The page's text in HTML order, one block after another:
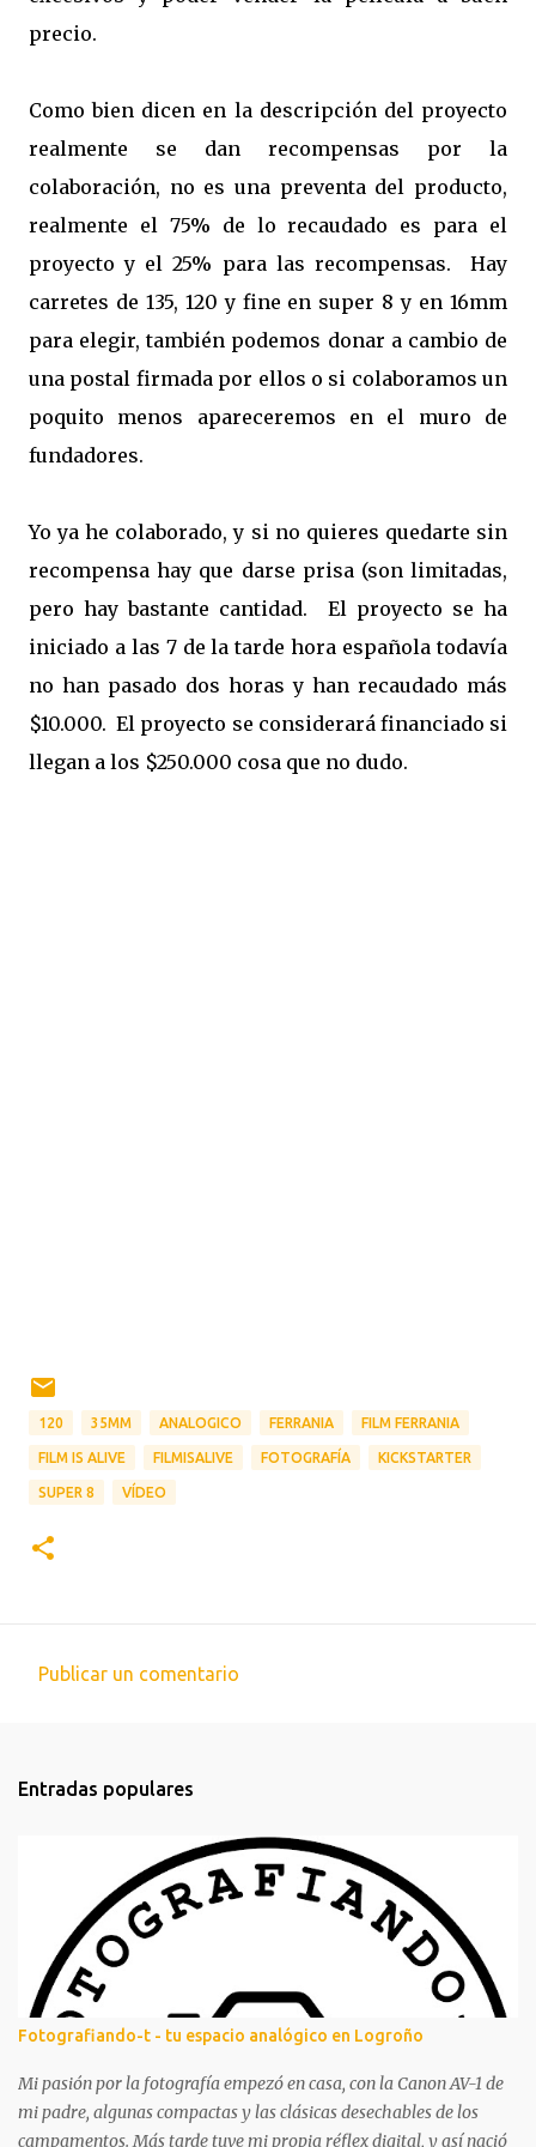
precio.
Como bien dicen en la descripción del proyecto
realmente se dan recompensas por la
colaboración, no es una preventa del producto,
realmente el 75% de lo recaudado es para el
proyecto y el 25% para las recompensas. Hay
carretes de 135, 120 y fine en super 8 y en 16mm
para elegir, también podemos donar a cambio de
una postal firmada por ellos o si colaboramos un
poquito menos apareceremos en el muro de
fundadores.
Yo ya he colaborado, y si no quieres quedarte sin
recompensa hay que darse prisa (son limitadas,
pero hay bastante cantidad. El proyecto se ha
iniciado a las 7 de la tarde hora española todavía
no han pasado dos horas y han recaudado más
$10.000. El proyecto se considerará financiado si
llegan a los $250.000 cosa que no dudo.
120 35MM ANALOGICO FERRANIA FILM FERRANIA
FILM IS ALIVE FILMISALIVE FOTOGRAFÍA KICKSTARTER
SUPER 8 VÍDEO
e
o
s
Publicar un comentario
Entradas populares
Fotografiando-t - tu espacio analógico en Logroño
Mi pasión por la fotografía empezó en casa, con la Canon AV-1 de
mi padre, algunas compactas y las clásicas desechables de los
campamentos. Más tarde tuve mi propia réflex digital, y así nació